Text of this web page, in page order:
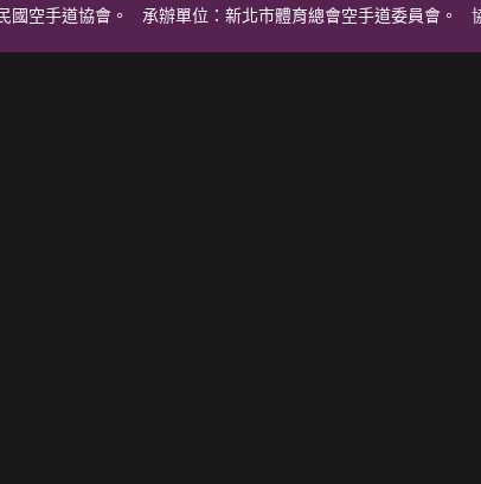
國空手道協會。 承辦單位：新北市體育總會空手道委員會。